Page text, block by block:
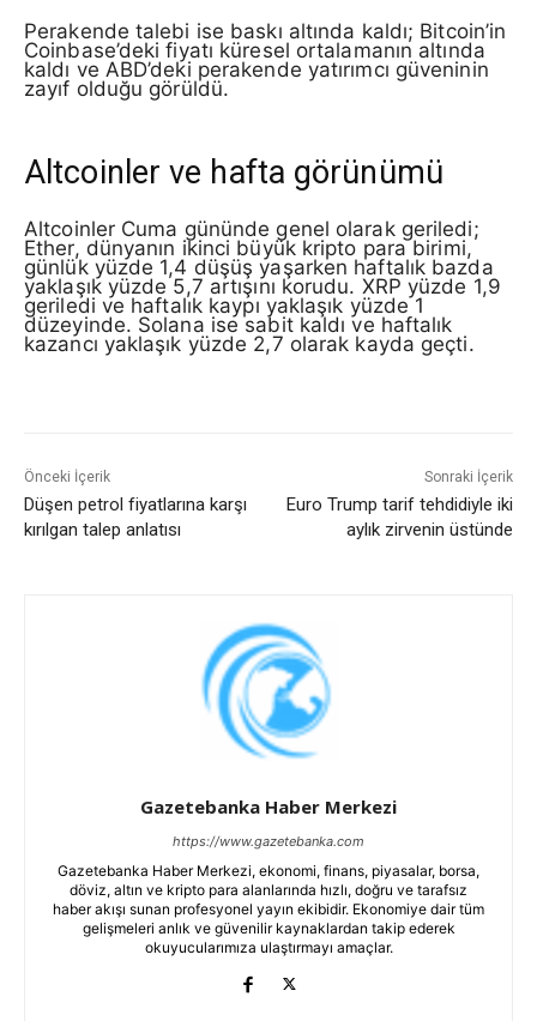
Perakende talebi ise baskı altında kaldı; Bitcoin’in
Coinbase’deki fiyatı küresel ortalamanın altında
kaldı ve ABD’deki perakende yatırımcı güveninin
zayıf olduğu görüldü.
Altcoinler ve hafta görünümü
Altcoinler Cuma gününde genel olarak geriledi;
Ether, dünyanın ikinci büyük kripto para birimi,
günlük yüzde 1,4 düşüş yaşarken haftalık bazda
yaklaşık yüzde 5,7 artışını korudu. XRP yüzde 1,9
geriledi ve haftalık kaypı yaklaşık yüzde 1
düzeyinde. Solana ise sabit kaldı ve haftalık
kazancı yaklaşık yüzde 2,7 olarak kayda geçti.
Önceki İçerik
Düşen petrol fiyatlarına karşı
kırılgan talep anlatısı
Sonraki İçerik
Euro Trump tarif tehdidiyle iki
aylık zirvenin üstünde
Gazetebanka Haber Merkezi
https://www.gazetebanka.com
Gazetebanka Haber Merkezi, ekonomi, finans, piyasalar, borsa,
döviz, altın ve kripto para alanlarında hızlı, doğru ve tarafsız
haber akışı sunan profesyonel yayın ekibidir. Ekonomiye dair tüm
gelişmeleri anlık ve güvenilir kaynaklardan takip ederek
okuyucularımıza ulaştırmayı amaçlar.